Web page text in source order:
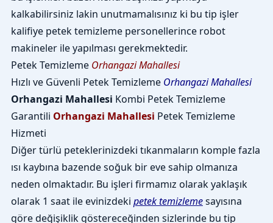
kalkabilirsiniz lakin unutmamalısınız ki bu tip işler
kalifiye petek temizleme personellerince robot
makineler ile yapılması gerekmektedir.
Petek Temizleme Orhangazi Mahallesi
Hızlı ve Güvenli Petek Temizleme Orhangazi Mahallesi
Orhangazi Mahallesi Kombi Petek Temizleme
Garantili Orhangazi Mahallesi Petek Temizleme
Hizmeti
Diğer türlü peteklerinizdeki tıkanmaların komple fazla
ısı kaybına bazende soğuk bir eve sahip olmanıza
neden olmaktadır. Bu işleri firmamız olarak yaklaşık
olarak 1 saat ile evinizdeki petek temizlemesayısına
göre değişiklik göstereceğinden sizlerinde bu tip